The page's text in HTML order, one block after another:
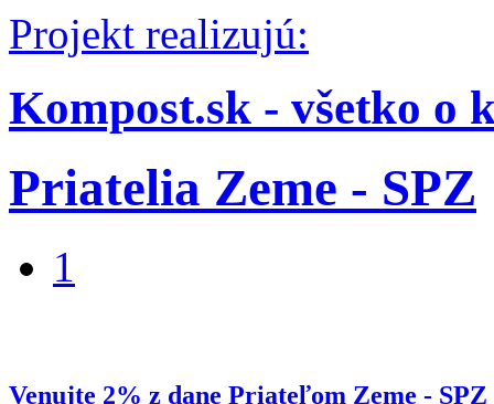
Projekt realizujú:
Kompost.sk - všetko o
Priatelia Zeme - SPZ
1
Venujte 2% z dane Priateľom Zeme - SPZ